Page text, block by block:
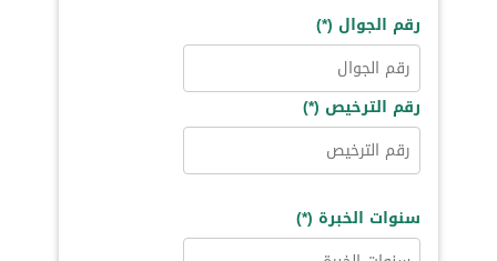
رقم الجوال (*)
رقم الترخيص (*)
سنوات الخبرة (*)